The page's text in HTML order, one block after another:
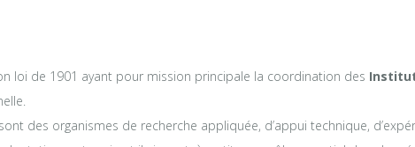
loi de 1901 ayant pour mission principale la coordination des
sont des organismes de recherche appliquée, d’appui technique,